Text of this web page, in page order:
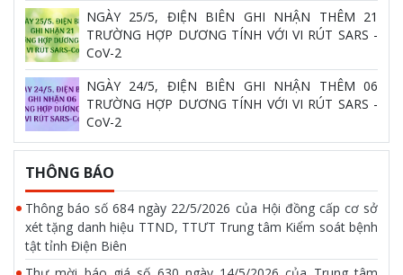
NGÀY 25/5, ĐIỆN BIÊN GHI NHẬN THÊM 21
TRƯỜNG HỢP DƯƠNG TÍNH VỚI VI RÚT SARS -
CoV-2
NGÀY 24/5, ĐIỆN BIÊN GHI NHẬN THÊM 06
TRƯỜNG HỢP DƯƠNG TÍNH VỚI VI RÚT SARS -
CoV-2
THÔNG BÁO
Thông báo số 684 ngày 22/5/2026 của Hội đồng cấp cơ sở
xét tặng danh hiệu TTND, TTƯT Trung tâm Kiểm soát bệnh
tật tỉnh Điện Biên